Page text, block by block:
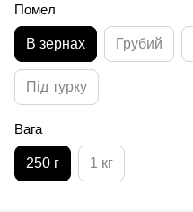
Помел
В зернах Грубий
Під турку
Вага
250 г 1 кг